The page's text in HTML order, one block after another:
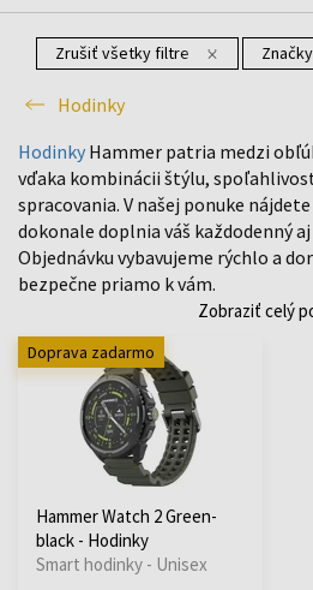
Zrušiť všetky filtre
Hodinky
Hodinky Hammer patria medzi
vďaka kombinácii štýlu,
spracovania. V našej ponuke nájdete
dokonale doplnia váš každodenný
Objednávku vybavujeme rýchlo a
bezpečne priamo k vám.
Zobraziť celý
Doprava zadarmo
Hammer Watch 2 Green-
black - Hodinky
Smart hodinky - Unisex